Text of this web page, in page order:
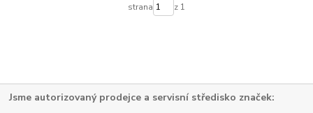
strana z 1
Jsme autorizovaný prodejce a servisní středisko značek: